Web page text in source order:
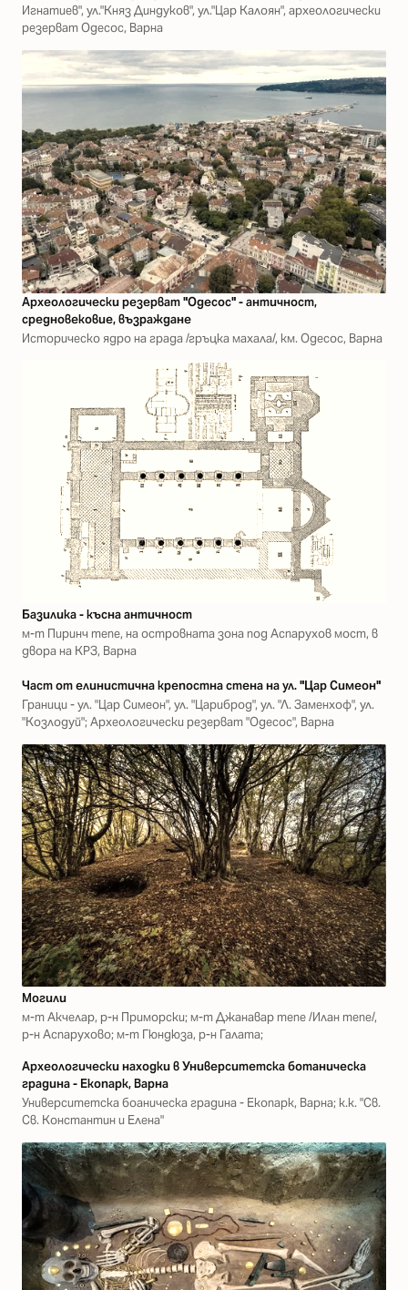
Игнатиев", ул."Княз Диндуков", ул."Цар Калоян", археологически
резерват Одесос, Варна
Археологически резерват "Одесос" - античност,
средновековие, възраждане
Историческо ядро на града /гръцка махала/, км. Одесос, Варна
Базилика - късна античност
м-т Пиринч тепе, на островната зона под Аспарухов мост, в
двора на КРЗ, Варна
Част от елинистична крепостна стена на ул. "Цар Симеон"
Граници - ул. "Цар Симеон", ул. "Цариброд", ул. "Л. Заменхоф", ул.
"Козлодуй"; Археологически резерват "Одесос", Варна
Могили
м-т Акчелар, р-н Приморски; м-т Джанавар тепе /Илан тепе/,
р-н Аспарухово; м-т Гюндюза, р-н Галата;
Археологически находки в Университетска ботаническа
градина - Екопарк, Варна
Университетска боаническа градина - Екопарк, Варна; к.к. "Св.
Св. Константин и Елена"